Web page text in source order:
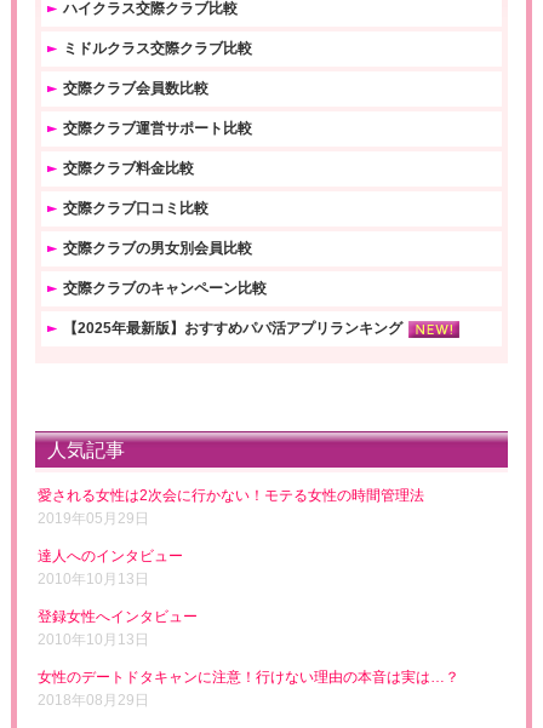
ハイクラス交際クラブ比較
ミドルクラス交際クラブ比較
交際クラブ会員数比較
交際クラブ運営サポート比較
交際クラブ料金比較
交際クラブ口コミ比較
交際クラブの男女別会員比較
交際クラブのキャンペーン比較
【2025年最新版】おすすめパパ活アプリランキング
人気記事
愛される女性は2次会に行かない！モテる女性の時間管理法
2019年05月29日
達人へのインタビュー
2010年10月13日
登録女性へインタビュー
2010年10月13日
女性のデートドタキャンに注意！行けない理由の本音は実は…？
2018年08月29日